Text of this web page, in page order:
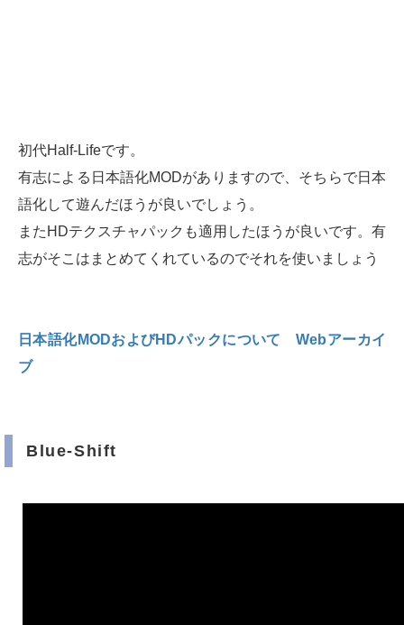
初代Half-Lifeです。
有志による日本語化MODがありますので、そちらで日本
語化して遊んだほうが良いでしょう。
またHDテクスチャパックも適用したほうが良いです。有
志がそこはまとめてくれているのでそれを使いましょう
日本語化MODおよびHDパックについて Webアーカイ
ブ
Blue-Shift